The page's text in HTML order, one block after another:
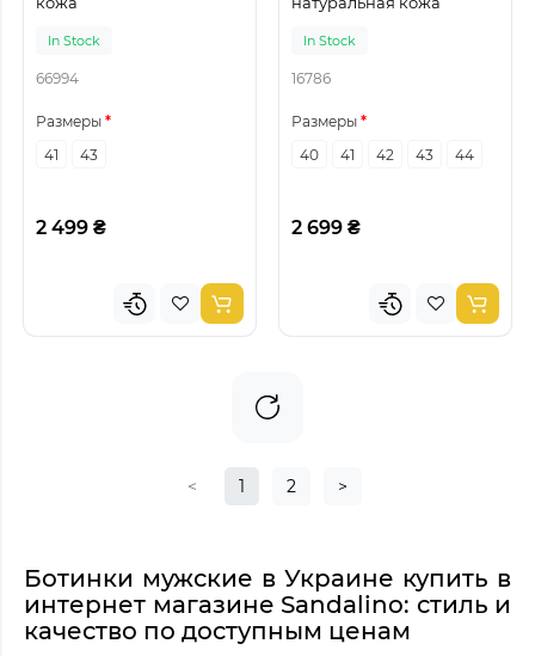
In Stock
66994
Размеры
41
43
2 499 ₴
In Stock
16786
Размеры
40
41 42 43 44
2 699 ₴
< 1 2 >
Ботинки мужские в Украине купить в
интернет магазине Sandalino: стиль и
качество по доступным ценам